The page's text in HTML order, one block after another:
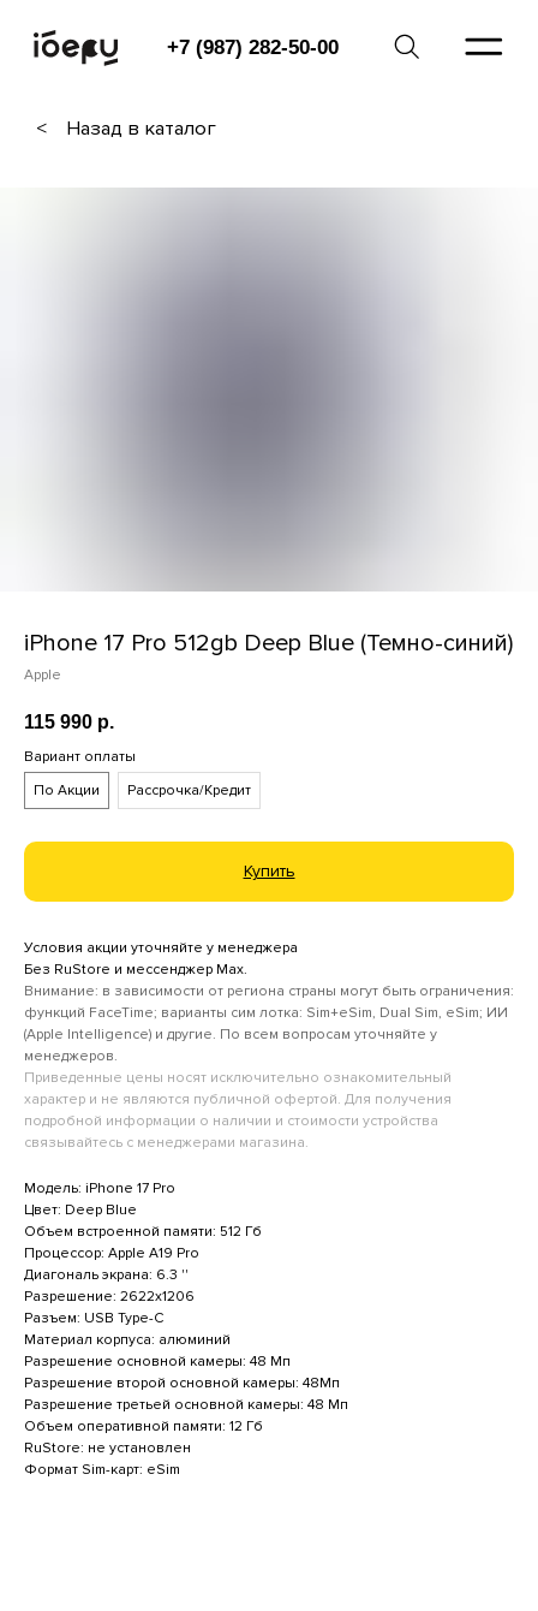
iPhone 17 Pro 512gb Deep Blue (Темно-синий)
Apple
115 990 р.
Вариант оплаты
По Акции
Рассрочка/Кредит
Купить
Условия акции уточняйте у менеджера
Без RuStore и мессенджер Max.
Внимание: в зависимости от региона страны могут быть ограничения:
функций FaceTime; варианты сим лотка: Sim+eSim, Dual Sim, eSim; ИИ
(Apple Intelligence) и другие. По всем вопросам уточняйте у
менеджеров.
Приведенные цены носят исключительно ознакомительный
характер и не являются публичной офертой. Для получения
подробной информации о наличии и стоимости устройства
связывайтесь с менеджерами магазина.
Модель: iPhone 17 Pro
Цвет: Deep Blue
Объем встроенной памяти: 512 Гб
Процессор: Apple A19 Pro
Диагональ экрана: 6.3 ''
Разрешение: 2622x1206
Разъем: USB Type-C
Материал корпуса: алюминий
Разрешение основной камеры: 48 Мп
Разрешение второй основной камеры: 48Мп
Разрешение третьей основной камеры: 48 Мп
Объем оперативной памяти: 12 Гб
RuStore: не установлен
Формат Sim-карт: eSim
О компании
Отзывы
Гарантия и возврат
Новости
iPhone
iPad
Mac
AirPods
Аксессуары
Dyson
Каталог